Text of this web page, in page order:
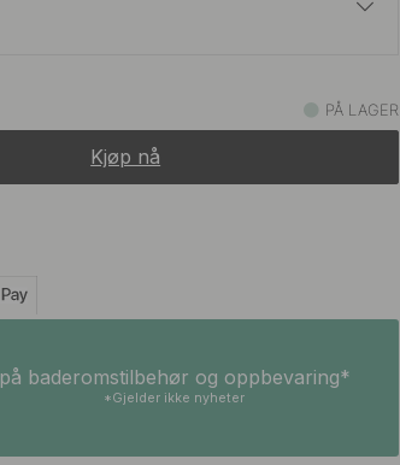
PÅ LAGER
Kjøp nå
på baderomstilbehør og oppbevaring*
*Gjelder ikke nyheter